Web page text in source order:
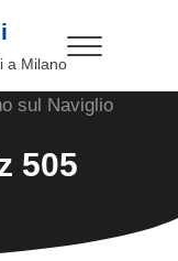
a Milano Menu
505